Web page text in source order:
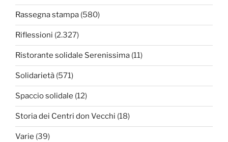
Rassegna stampa (580)
Riflessioni (2.327)
Ristorante solidale Serenissima (11)
Solidarietà (571)
Spaccio solidale (12)
Storia dei Centri don Vecchi (18)
Varie (39)